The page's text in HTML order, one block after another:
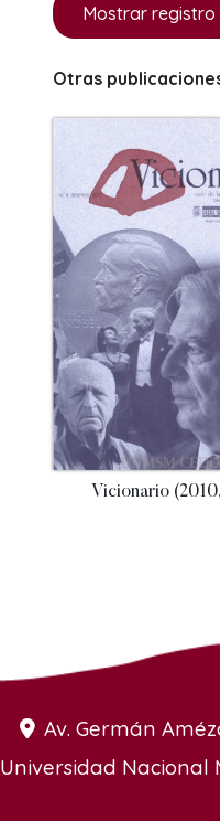
Mostrar
Otras
Vicionario
Av. Germán
Universidad Nacional